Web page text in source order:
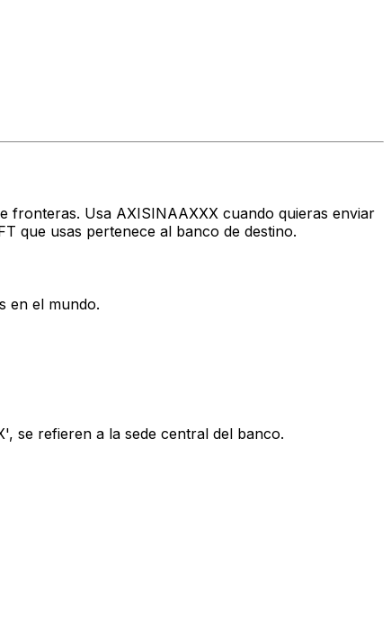
fronteras. Usa AXISINAAXXX cuando quieras enviar
que usas pertenece al banco de destino.
en el mundo.
se refieren a la sede central del banco.